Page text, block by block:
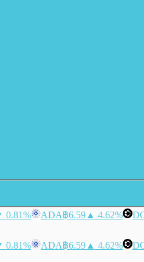
0.81% ADA฿6.59 ▲ 4.62%
0.81% ADA฿6.59 ▲ 4.62%